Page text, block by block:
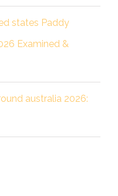
states Paddy
Examined &
australia 2026: